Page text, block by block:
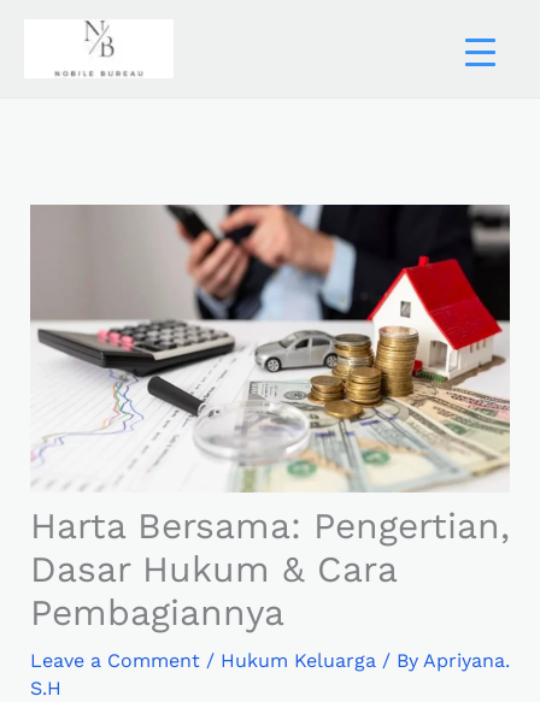
Harta Bersama: Pengertian,
Dasar Hukum & Cara
Pembagiannya
Leave a Comment / Hukum Keluarga/ By Apriyana.
S.H